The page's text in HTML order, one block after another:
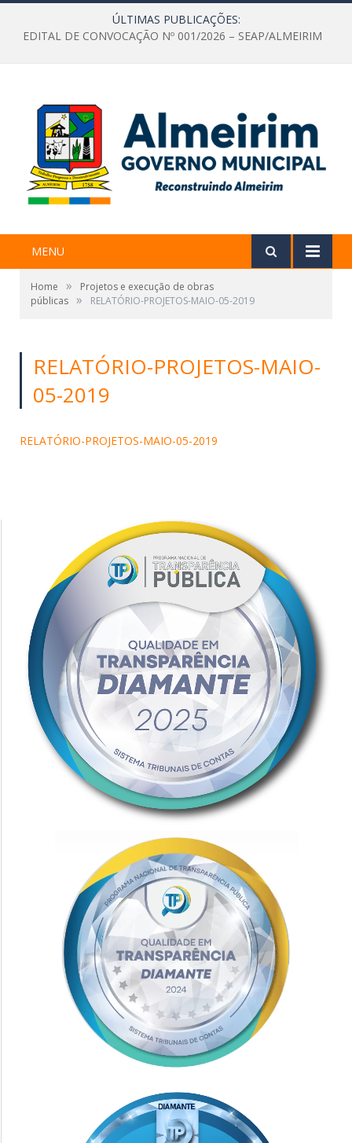
ÚLTIMAS PUBLICAÇÕES:
EDITAL DE CONVOCAÇÃO Nº 001/2026 – SEAP/ALMEIRIM
MENU
Home »
Projetos e execução de obras
públicas » RELATÓRIO-PROJETOS-MAIO-05-2019
RELATÓRIO-PROJETOS-MAIO-
05-2019
RELATÓRIO-PROJETOS-MAIO-05-2019